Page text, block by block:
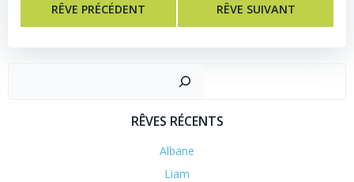
RÊVE PRÉCÉDENT RÊVE SUIVANT
RÊVES RÉCENTS
Albane
Liam